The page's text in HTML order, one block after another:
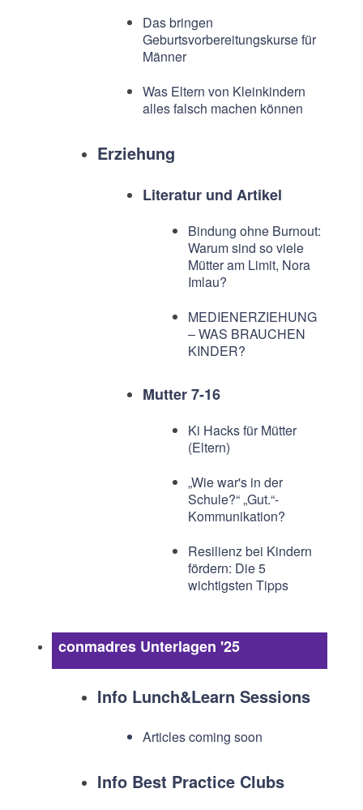
Das bringen
Geburtsvorbereitungskurse für
Männer
Was Eltern von Kleinkindern
alles falsch machen können
Erziehung
Literatur und Artikel
Bindung ohne Burnout:
Warum sind so viele
Mütter am Limit, Nora
Imlau?
MEDIENERZIEHUNG
– WAS BRAUCHEN
KINDER?
Mutter 7-16
Ki Hacks für Mütter
(Eltern)
„Wie war's in der
Schule?“ „Gut.“-
Kommunikation?
Resilienz bei Kindern
fördern: Die 5
wichtigsten Tipps
conmadres Unterlagen '25
Info Lunch&Learn Sessions
Articles coming soon
Info Best Practice Clubs